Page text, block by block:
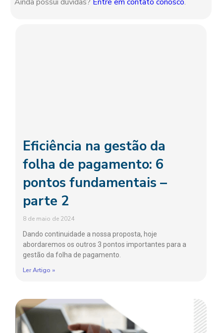
Eficiência na gestão da
folha de pagamento: 6
pontos fundamentais –
parte 2
8 de maio de 2024
Dando continuidade a nossa proposta, hoje
abordaremos os outros 3 pontos importantes para a
gestão da folha de pagamento.
Ler Artigo »